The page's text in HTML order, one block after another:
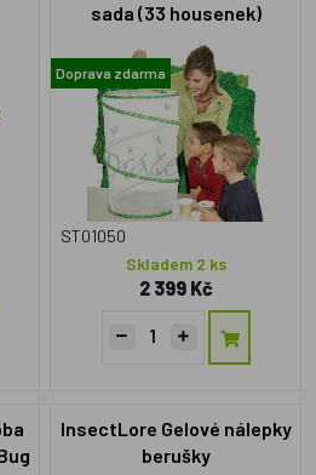
sada (33 housenek)
Doprava zdarma
ST01050
Skladem 2 ks
2 399 Kč
InsectLore Gelové nálepky
berušky